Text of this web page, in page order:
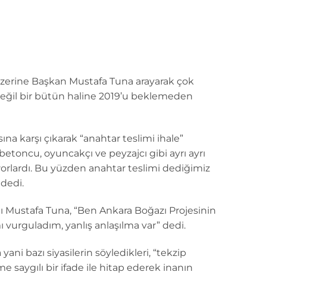
Başkan Mustafa Tuna arayarak çok
bir bütün haline 2019’u beklemeden
karşı çıkarak “anahtar teslimi ihale”
oyuncakçı ve peyzajcı gibi ayrı ayrı
Bu yüzden anahtar teslimi dediğimiz
Tuna, “Ben Ankara Boğazı Projesinin
yanlış anlaşılma var” dedi.
bazı siyasilerin söyledikleri, “tekzip
saygılı bir ifade ile hitap ederek inanın